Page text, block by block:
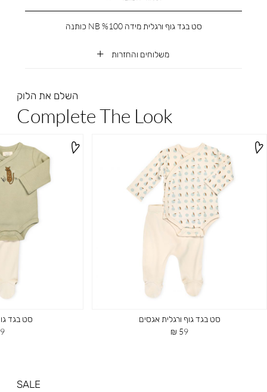
משלוחים והחזרות
סט בגד גוף ורגלית מידה NB %100 כותנה
השלם את הלוק
Complete The Look
סט בגד גוף ורגלית אגסים
מחיר
59 ₪
סט בגד
₪
SALE